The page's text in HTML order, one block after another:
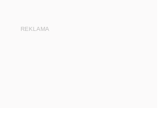
REKLAMA